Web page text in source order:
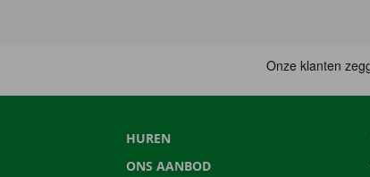
HUREN
ONS AANBOD